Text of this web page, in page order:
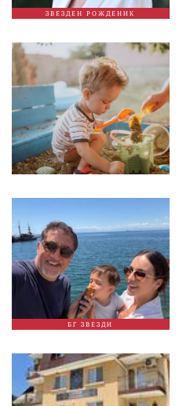
ЗВЕЗДЕН РОЖДЕНИК
БГ ЗВЕЗДИ